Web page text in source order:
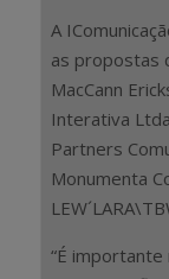
A
as propostas
MacCann
Interativa
Partners
Monumenta
“É